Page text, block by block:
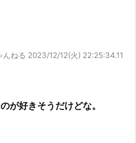
んねる 2023/12/12(火) 22:25:34.11
が好きそうだけどな。